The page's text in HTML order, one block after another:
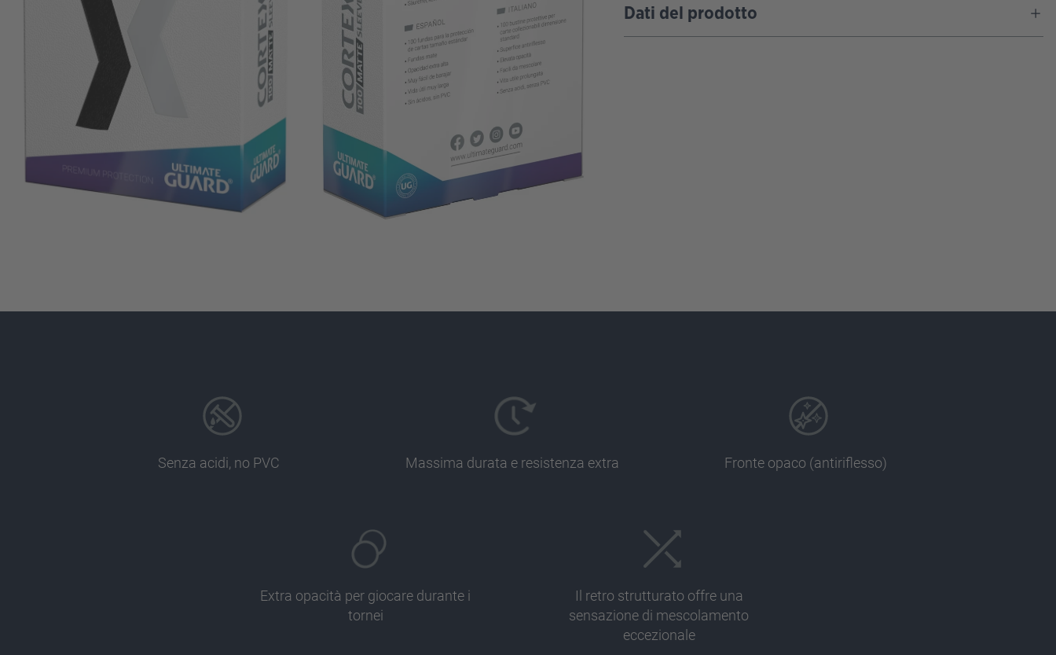
Dati del prodotto
Senza acidi, no PVC Massima durata e resistenza extra Fronte opaco (antiriflesso)
Extra opacità per giocare durante i
tornei
Il retro strutturato offre una
sensazione di mescolamento
eccezionale